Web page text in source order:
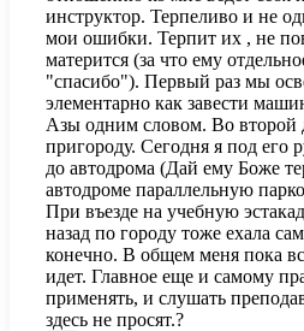
инструктор. Терпеливо и не
мои ошибки. Терпит их , не
матерится (за что ему
"спасибо"). Первый раз мы
элементарно как завести
Азы одним словом. Во второй
пригороду. Сегодня я под его
до автодрома (Дай ему Боже
автодроме параллельную
При въезде на учебную
назад по городу тоже ехала
конечно. В общем меня пока
идет. Главное еще и самому
применять, и слушать
здесь не просят.?